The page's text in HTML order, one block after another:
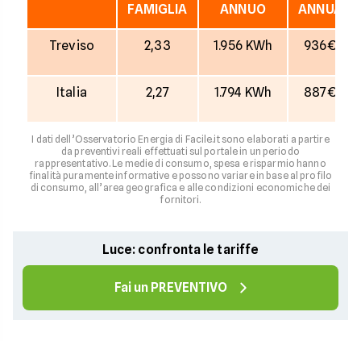
FAMIGLIA
ANNUO
ANNUA
Treviso 2,33 1.956 KWh 936€
Italia 2,27 1.794 KWh 887€
I dati dell’Osservatorio Energia di Facile.it sono elaborati a partire
da preventivi reali effettuati sul portale in un periodo
rappresentativo. Le medie di consumo, spesa e risparmio hanno
finalità puramente informative e possono variare in base al profilo
di consumo, all’area geografica e alle condizioni economiche dei
fornitori.
Luce: confronta le tariffe
Fai un PREVENTIVO